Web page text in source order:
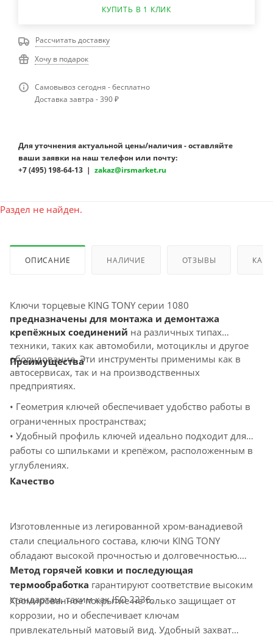
КУПИТЬ В 1 КЛИК
Рассчитать доставку
Хочу в подарок
Самовывоз сегодня - бесплатно
Доставка завтра - 390 ₽
Для уточнения актуальной цены/наличия - оставляйте
ваши заявки на наш телефон или почту:
+7 (495) 198-64-13 | zakaz@irsmarket.ru
Раздел не найден.
ОПИСАНИЕ НАЛИЧИЕ ОТЗЫВЫ КАК
Ключи торцевые KING TONY серии 1080
предназначены для монтажа и демонтажа
крепёжных соединений на различных типах
техники, таких как автомобили, мотоциклы и другое
оборудование. Эти инструменты применимы как в
автосервисах, так и на производственных
предприятиях.
Преимущества
• Геометрия ключей обеспечивает удобство работы в
ограниченных пространствах;
• Удобный профиль ключей идеально подходит для
работы со шпильками и крепёжом, расположенным в
углублениях.
Качество
Изготовленные из легированной хром-ванадиевой
стали специального состава, ключи KING TONY
обладают высокой прочностью и долговечностью.
Метод горячей ковки и последующая
термообработка гарантируют соответствие высоким
стандартам, таким как ISO 2236.
Хромированное покрытие не только защищает от
коррозии, но и обеспечивает ключам
привлекательный матовый вид. Удобный захват